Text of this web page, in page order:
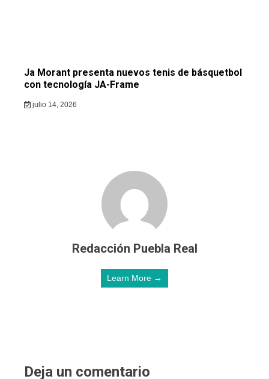
Ja Morant presenta nuevos tenis de básquetbol
con tecnología JA-Frame
julio 14, 2026
Redacción Puebla Real
Learn More →
Deja un comentario